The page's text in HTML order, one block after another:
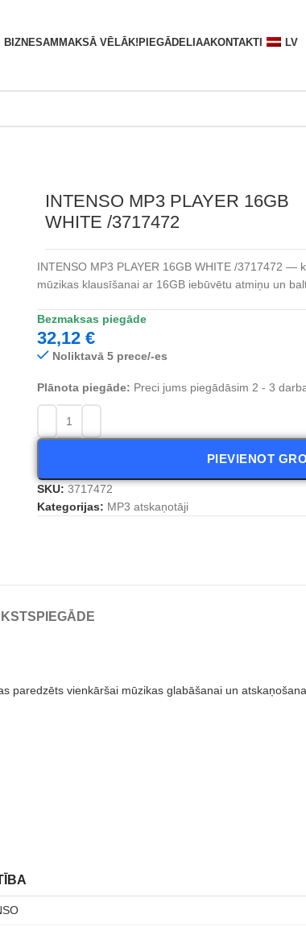
BIZNESAM MAKSĀ VĒLĀK! PIEGĀDELIAAKONTAKTI LV
INTENSO MP3 PLAYER 16GB
WHITE /3717472
INTENSO MP3 PLAYER 16GB WHITE /3717472 —
mūzikas klausīšanai ar 16GB iebūvētu atmiņu un
Bezmaksas piegāde
32,12 €
Noliktavā 5 prece/-es
Plānota piegāde: Preci jums piegādāsim 2 - 3
PIEVIENOT
SKU: 3717472
Kategorijas: MP3 atskaņotāji
PIEGĀDE
paredzēts vienkāršai mūzikas glabāšanai un